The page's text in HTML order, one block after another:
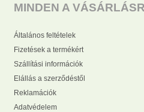
MINDEN A
Általános feltételek
Fizetések a termékért
Szállítási információk
Elállás a szerződéstől
Reklamációk
Adatvédelem